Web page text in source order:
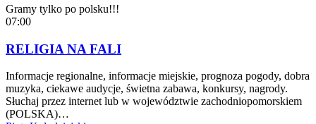
Gramy tylko po polsku!!!
07:00
RELIGIA NA FALI
Informacje regionalne, informacje miejskie, prognoza pogody, dobra
muzyka, ciekawe audycje, świetna zabawa, konkursy, nagrody.
Słuchaj przez internet lub w województwie zachodniopomorskiem
(POLSKA)…